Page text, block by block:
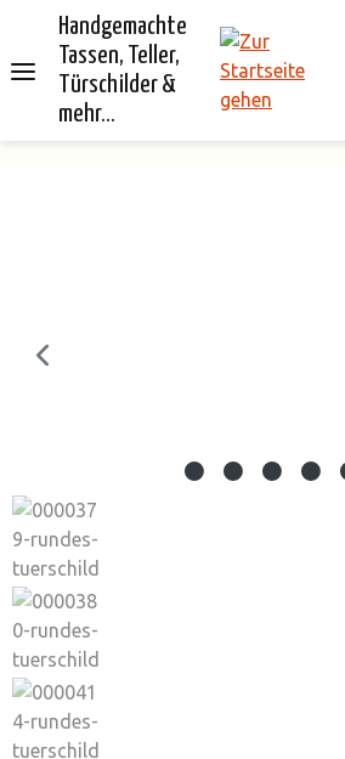
springen
Handgemachte
Tassen, Teller,
Türschilder &
mehr...